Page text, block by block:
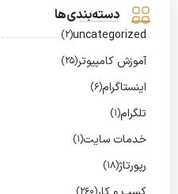
دسته‌بندی‌ها
uncategorized
(2)
آموزش کامپیوتر(25)
اینستاگرام(6)
تلگرام(1)
خدمات سایت(1)
رپورتاژ(18)